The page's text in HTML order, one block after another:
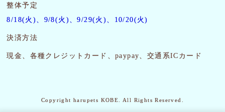
整体予定
8/18(火)、9/8(火)、9/29(火)、10/20(火)
決済方法
現金、各種クレジットカード、paypay、交通系ICカード
Copyright harupets KOBE. All Rights Reserved.